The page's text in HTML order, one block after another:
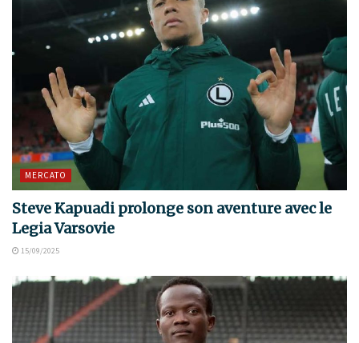
MERCATO
Steve Kapuadi prolonge son aventure avec le
Legia Varsovie
15/09/2025